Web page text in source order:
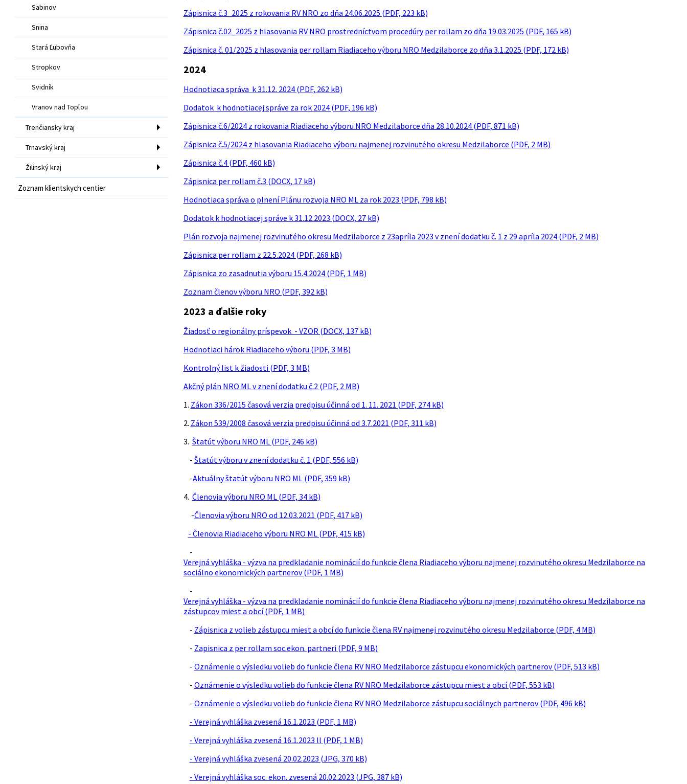
Sabinov
Snina
Stará Ľubovňa
Stropkov
Svidník
Vranov nad Topľou
Trenčiansky kraj
Trnavský kraj
Žilinský kraj
Zoznam klientskych centier
Zápisnica č.3_2025 z rokovania RV NRO zo dňa 24.06.2025 (PDF, 223 kB)
Zápisnica č.02_2025 z hlasovania RV NRO prostredníctvom procedúry per rollam zo dňa 19.03.2025 (PDF, 165 kB)
Zápisnica č. 01/2025 z hlasovania per rollam Riadiaceho výboru NRO Medzilaborce zo dňa 3.1.2025 (PDF, 172 kB)
2024
Hodnotiaca správa k 31.12. 2024 (PDF, 262 kB)
Dodatok k hodnotiacej správe za rok 2024 (PDF, 196 kB)
Zápisnica č.6/2024 z rokovania Riadiaceho výboru NRO Medzilaborce dňa 28.10.2024 (PDF, 871 kB)
Zápisnica č.5/2024 z hlasovania Riadiaceho výboru najmenej rozvinutého okresu Medzilaborce (PDF, 2 MB)
Zápisnica č.4 (PDF, 460 kB)
Zápisnica per rollam č.3 (DOCX, 17 kB)
Hodnotiaca správa o plnení Plánu rozvoja NRO ML za rok 2023 (PDF, 798 kB)
Dodatok k hodnotiacej správe k 31.12.2023 (DOCX, 27 kB)
Plán rozvoja najmenej rozvinutého okresu Medzilaborce z 23apríla 2023 v znení dodatku č. 1 z 29.apríla 2024 (PDF, 2 MB)
Zápisnica per rollam z 22.5.2024 (PDF, 268 kB)
Zápisnica zo zasadnutia výboru 15.4.2024 (PDF, 1 MB)
Zoznam členov výboru NRO (PDF, 392 kB)
2023 a ďalšie roky
Žiadosť o regionálny príspevok - VZOR (DOCX, 137 kB)
Hodnotiaci hárok Riadiaceho výboru (PDF, 3 MB)
Kontrolný list k žiadosti (PDF, 3 MB)
Akčný plán NRO ML v znení dodatku č.2 (PDF, 2 MB)
1. Zákon 336/2015 časová verzia predpisu účinná od 1. 11. 2021 (PDF, 274 kB)
2. Zákon 539/2008 časová verzia predpisu účinná od 3.7.2021 (PDF, 311 kB)
3. Štatút výboru NRO ML (PDF, 246 kB)
- Štatút výboru v znení dodatku č. 1 (PDF, 556 kB)
-Aktuálny štatút výboru NRO ML (PDF, 359 kB)
4. Členovia výboru NRO ML (PDF, 34 kB)
-Členovia výboru NRO od 12.03.2021 (PDF, 417 kB)
- Členovia Riadiaceho výboru NRO ML (PDF, 415 kB)
-
Verejná vyhláška - výzva na predkladanie nominácií do funkcie člena Riadiaceho výboru najmenej rozvinutého okresu Medzilaborce na
sociálno ekonomických partnerov (PDF, 1 MB)
-
Verejná vyhláška - výzva na predkladanie nominácií do funkcie člena Riadiaceho výboru najmenej rozvinutého okresu Medzilaborce na
zástupcov miest a obcí (PDF, 1 MB)
- Zápisnica z volieb zástupcu miest a obcí do funkcie člena RV najmenej rozvinutého okresu Medzilaborce (PDF, 4 MB)
- Zapisnica z per rollam soc.ekon. partneri (PDF, 9 MB)
- Oznámenie o výsledku volieb do funkcie člena RV NRO Medzilaborce zástupcu ekonomických partnerov (PDF, 513 kB)
- Oznámenie o výsledku volieb do funkcie člena RV NRO Medzilaborce zástupcu miest a obcí (PDF, 553 kB)
- Oznámenie o výsledku volieb do funkcie člena RV NRO Medzilaborce zástupcu sociálnych partnerov (PDF, 496 kB)
- Verejná vyhláška zvesená 16.1.2023 (PDF, 1 MB)
- Verejná vyhláška zvesená 16.1.2023 ll (PDF, 1 MB)
- Verejná vyhláška zvesená 20.02.2023 (JPG, 370 kB)
- Verejná vyhláška soc. ekon. zvesená 20.02.2023 (JPG, 387 kB)